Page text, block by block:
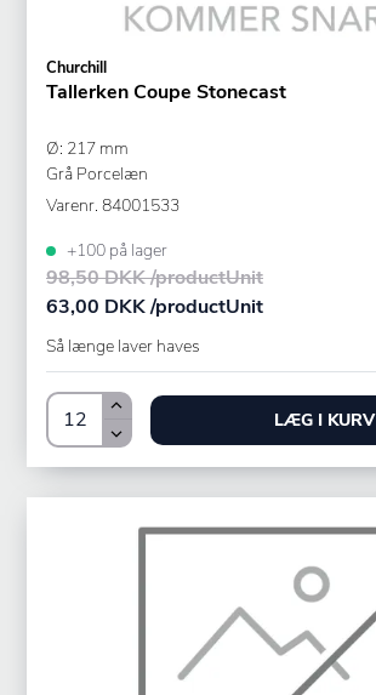
Churchill
Tallerken Coupe Stonecast
Ø: 217 mm
Grå Porcelæn
Varenr. 84001533
+100 på lager
98,50 DKK /productUnit
63,00 DKK /productUnit
Så længe laver haves
LÆG I KURV